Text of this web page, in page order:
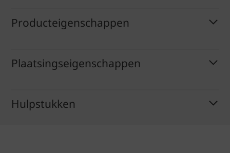
Producteigenschappen
Plaatsingseigenschappen
Hulpstukken